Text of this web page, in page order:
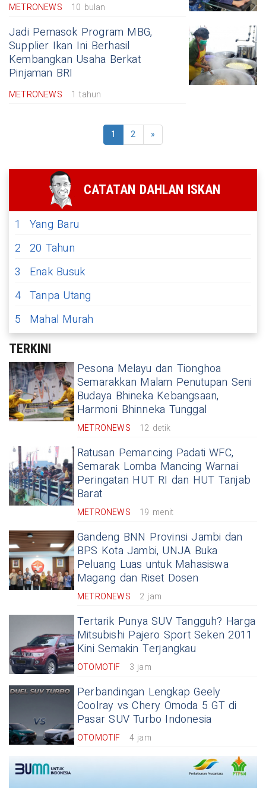
METRONEWS 10 bulan
Jadi Pemasok Program MBG,
Supplier Ikan Ini Berhasil
Kembangkan Usaha Berkat
Pinjaman BRI
METRONEWS 1 tahun
1 2 »
CATATAN DAHLAN ISKAN
1
Yang Baru
2 20 Tahun
3
Enak Busuk
4 Tanpa Utang
5
Mahal Murah
TERKINI
Pesona Melayu dan Tionghoa
Semarakkan Malam Penutupan Seni
Budaya Bhineka Kebangsaan,
Harmoni Bhinneka Tunggal
METRONEWS 12 detik
Ratusan Pemancing Padati WFC,
Semarak Lomba Mancing Warnai
Peringatan HUT RI dan HUT Tanjab
Barat
METRONEWS 19 menit
Gandeng BNN Provinsi Jambi dan
BPS Kota Jambi, UNJA Buka
Peluang Luas untuk Mahasiswa
Magang dan Riset Dosen
METRONEWS 2 jam
Tertarik Punya SUV Tangguh? Harga
Mitsubishi Pajero Sport Seken 2011
Kini Semakin Terjangkau
OTOMOTIF 3 jam
Perbandingan Lengkap Geely
Coolray vs Chery Omoda 5 GT di
Pasar SUV Turbo Indonesia
OTOMOTIF 4 jam